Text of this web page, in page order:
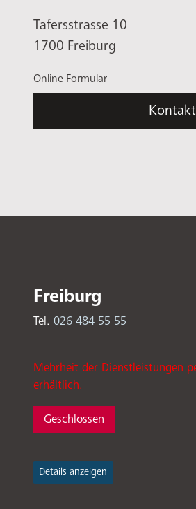
Tafersstrasse 10
1700 Freiburg
Online Formular
Kontakt
Freiburg
Tel. 026 484 55 55
Mehrheit der Dienstleistungen
erhältlich.
Geschlossen
Details anzeigen